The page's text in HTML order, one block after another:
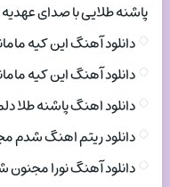
پاشنه طلایی با صدای عهدیه
دانلود آهنگ این کیه
دانلود آهنگ این کیه
دانلود اهنگ پاشنه طلا
دانلود ریتم اهنگ شدم
دانلود آهنگ نورا